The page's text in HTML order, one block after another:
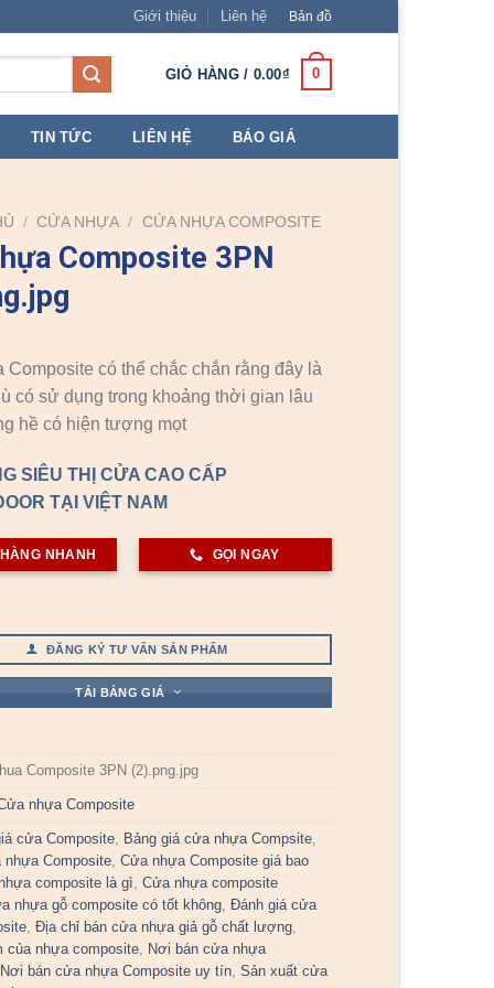
Giới thiệu Liên hệ Bản đồ
GIỎ HÀNG / 0.00₫ 0
TIN TỨC LIÊN HỆ BÁO GIÁ
/ CỬA NHỰA / CỬA NHỰA COMPOSITE
Composite 3PN
Composite có thể chắc chắn rằng đây là
có sử dụng trong khoảng thời gian lâu
hề có hiện tượng mọt
SIÊU THỊ CỬA CAO CẤP
TẠI VIỆT NAM
NHANH GỌI NGAY
ĐĂNG KÝ TƯ VẤN SẢN PHẨM
TẢI BẢNG GIÁ
Composite 3PN (2).png.jpg
nhựa Composite
cửa Composite, Bảng giá cửa nhựa Compsite,
nhựa Composite,Cửa nhựa Composite giá bao
composite là gì,Cửa nhựa composite
nhựa gỗ composite có tốt không,Đánh giá cửa
,Địa chỉ bán cửa nhựa giả gỗ chất lượng,
của nhựa composite, Nơi bán cửa nhựa
Nơi bán cửa nhựa Composite uy tín,Sản xuất cửa